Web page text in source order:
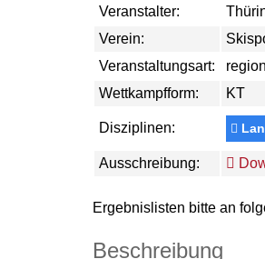
Veranstalter:
Verein:
Veranstaltungsart:
Wettkampfform:
KT
Disziplinen:
Ausschreibung:
Ergebnislisten bitte an
Beschreibung